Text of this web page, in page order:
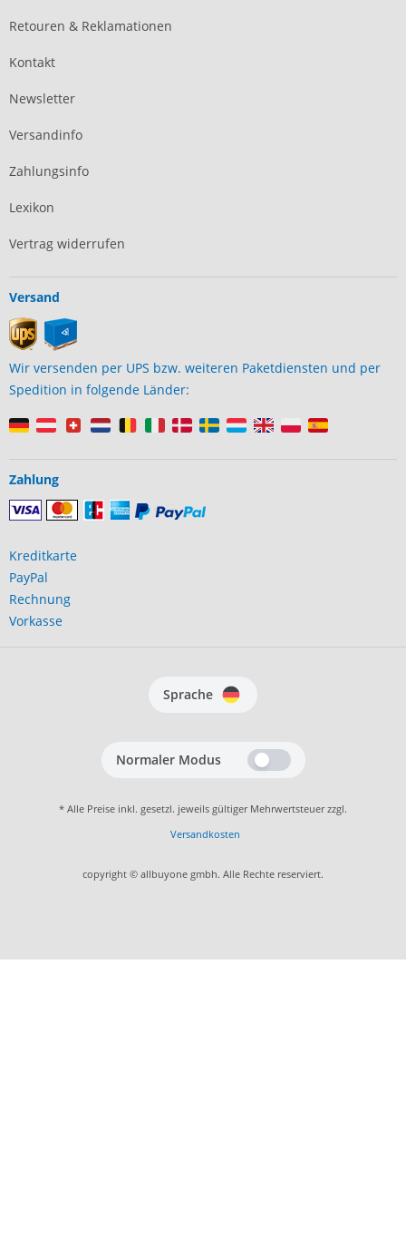
Retouren & Reklamationen
Kontakt
Newsletter
Versandinfo
Zahlungsinfo
Lexikon
Vertrag widerrufen
Versand
Wir versenden per UPS bzw. weiteren Paketdiensten und per
Spedition in folgende Länder:
Zahlung
Kreditkarte
PayPal
Rechnung
Vorkasse
Sprache
Normaler Modus
* Alle Preise inkl. gesetzl. jeweils gültiger Mehrwertsteuer zzgl.
Versandkosten
copyright © allbuyone gmbh. Alle Rechte reserviert.